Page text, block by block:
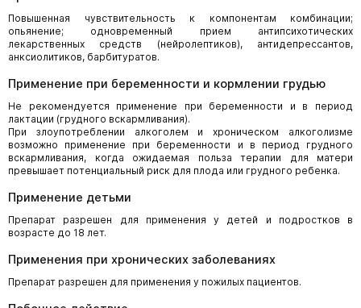
Повышенная чувствительность к компонентам комбинации;
опьянение; одновременный прием антипсихотических
лекарственных средств (нейролептиков), антидепрессантов,
анксиолитиков, барбитуратов.
Применение при беременности и кормлении грудью
Не рекомендуется применение при беременности и в период
лактации (грудного вскармливания).
При злоупотреблении алкоголем и хроническом алкоголизме
возможно применение при беременности и в период грудного
вскармливания, когда ожидаемая польза терапии для матери
превышает потенциальный риск для плода или грудного ребенка.
Применение детьми
Препарат разрешен для применения у детей и подростков в
возрасте до 18 лет.
Применения при хронических заболеваниях
Препарат разрешен для применения у пожилых пациентов.